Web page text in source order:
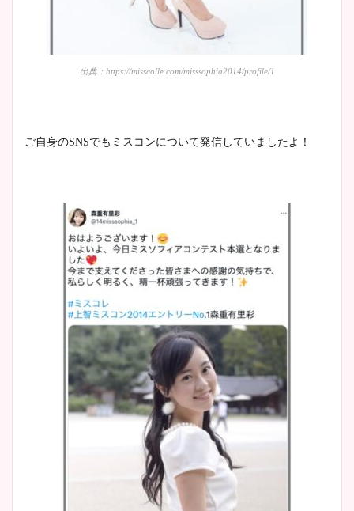
出典：https://misscolle.com/misssophia2014/profile/1
ご自身のSNSでもミスコンについて発信していましたよ！